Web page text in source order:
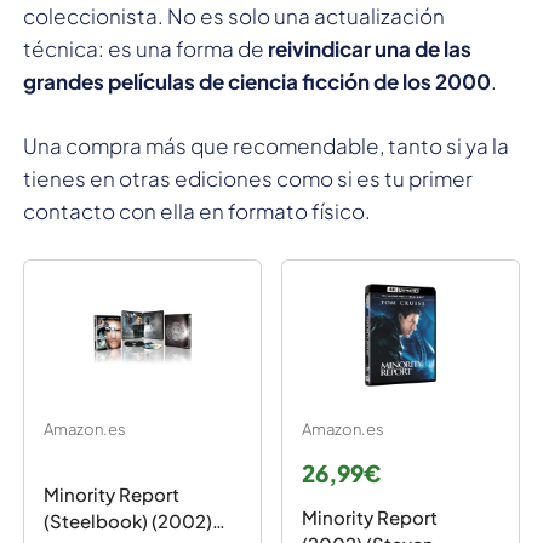
coleccionista. No es solo una actualización
técnica: es una forma de reivindicar una de las
grandes películas de ciencia ficción de los 2000.
Una compra más que recomendable, tanto si ya la
tienes en otras ediciones como si es tu primer
contacto con ella en formato físico.
Amazon.es
Minority Report
(Steelbook) (2002)
Amazon.es
26,99€
Minority Report